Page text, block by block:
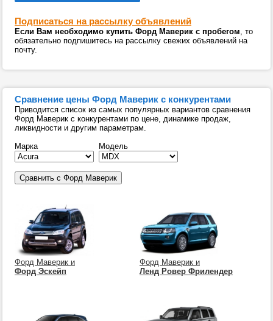
Подписаться на рассылку объявлений
Если Вам необходимо купить Форд Маверик с пробегом, то
обязательно подпишитесь на рассылку свежих объявлений на
почту.
Сравнение цены Форд Маверик с конкурентами
Приводится список из самых популярных вариантов сравнения
Форд Маверик с конкурентами по цене, динамике продаж,
ликвидности и другим параметрам.
Марка
Модель
Форд Маверик и
Форд Эскейп
Форд Маверик и
Ленд Ровер Фрилендер